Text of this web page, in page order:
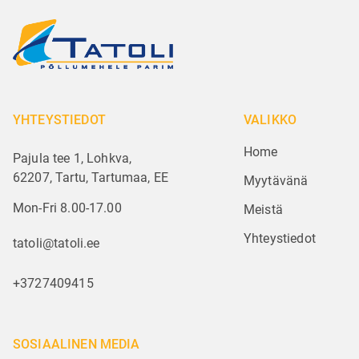
YHTEYSTIEDOT
Pajula tee 1, Lohkva,
62207, Tartu, Tartumaa, EE
Mon-Fri 8.00-17.00
tatoli@tatoli.ee
+3727409415
VALIKKO
Home
Myytävänä
Meistä
Yhteystiedot
SOSIAALINEN MEDIA